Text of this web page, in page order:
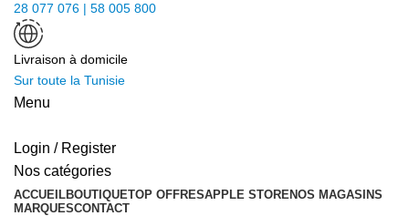
28 077 076 | 58 005 800
Livraison à domicile
Sur toute la Tunisie
Menu
Login / Register
Nos catégories
ACCUEILBOUTIQUETOP OFFRESAPPLE STORENOS MAGASINS
MARQUESCONTACT